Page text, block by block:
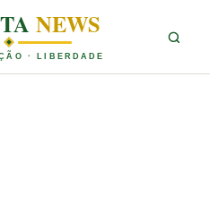
NEWS
· LIBERDADE